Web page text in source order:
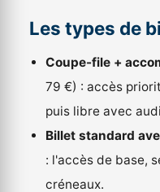
Les types de
Coupe-file +
79 €) : accès
puis libre avec
Billet standard
: l'accès de base,
créneaux.